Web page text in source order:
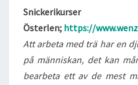
Österlen; https://
Att arbeta med trä har en
på människan, det kan
bearbeta ett av de mest